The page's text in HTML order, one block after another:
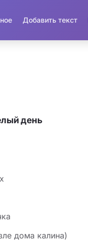
Добавить текст
день
дома калина)